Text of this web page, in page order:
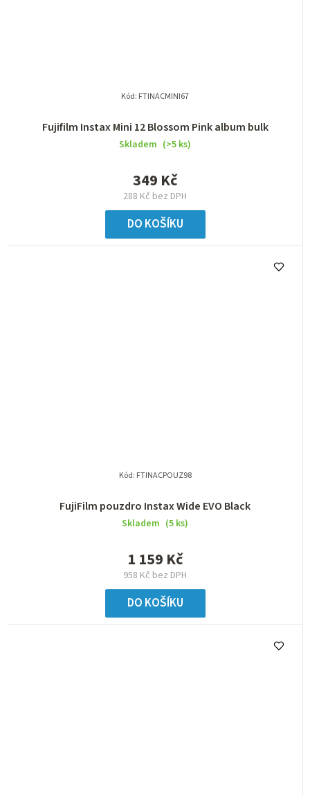
Fujifilm Instax Mini 12 Blossom Pink album bulk
Skladem (>5 ks)
288 Kč bez DPH
349 Kč
DO KOŠÍKU
Kód: FTINACMINI67
FujiFilm pouzdro Instax Wide EVO Black
Skladem (5 ks)
958 Kč bez DPH
1 159 Kč
DO KOŠÍKU
Kód: FTINACPOUZ98